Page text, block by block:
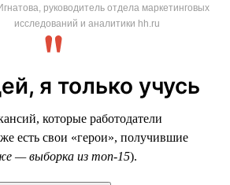
руководитель отдела маркетинговых
исследований и аналитики hh.ru
я только учусь
которые работодатели
есть свои «герои», получившие
— выборка из топ-15).